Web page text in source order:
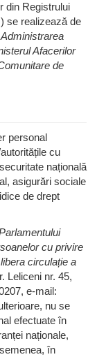
din Registrului
se realizează de
Afacerilor
de
personal
cu
națională
asigurări sociale
de drept
cu privire
circulație a
Leliceni nr. 45,
e-mail:
nu se
efectuate în
naționale,
în